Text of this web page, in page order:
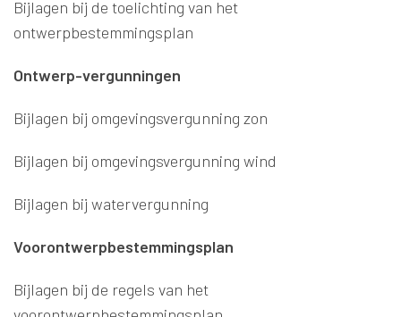
Bijlagen bij de toelichting van het
ontwerpbestemmingsplan
Ontwerp-vergunningen
Bijlagen bij omgevingsvergunning zon
Bijlagen bij omgevingsvergunning wind
Bijlagen bij watervergunning
Voorontwerpbestemmingsplan
Bijlagen bij de regels van het